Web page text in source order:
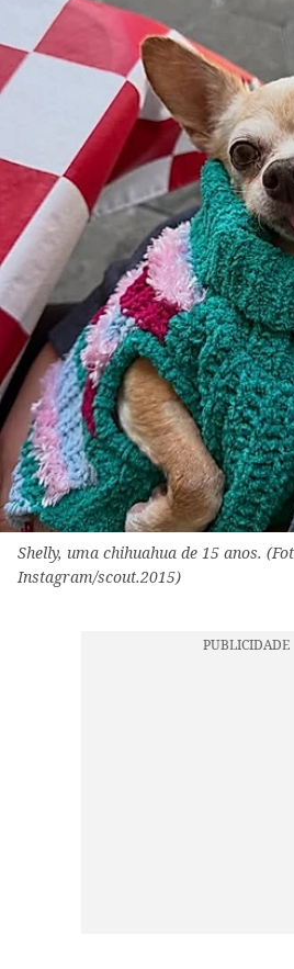
Shelly, uma chihuahua de 15 anos.
Instagram/scout.2015)